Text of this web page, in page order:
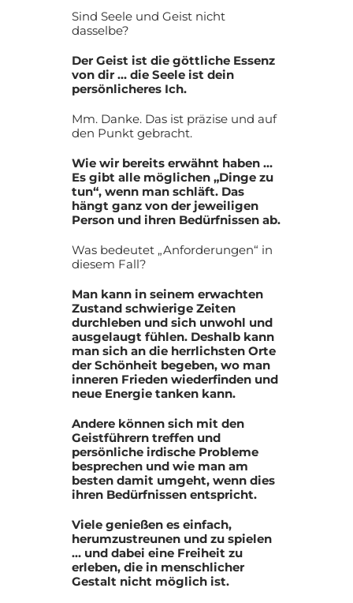
Sind Seele und Geist nicht
dasselbe?
Der Geist ist die göttliche Essenz
von dir … die Seele ist dein
persönlicheres Ich.
Mm. Danke. Das ist präzise und auf
den Punkt gebracht.
Wie wir bereits erwähnt haben …
Es gibt alle möglichen „Dinge zu
tun“, wenn man schläft. Das
hängt ganz von der jeweiligen
Person und ihren Bedürfnissen ab.
Was bedeutet „Anforderungen“ in
diesem Fall?
Man kann in seinem erwachten
Zustand schwierige Zeiten
durchleben und sich unwohl und
ausgelaugt fühlen. Deshalb kann
man sich an die herrlichsten Orte
der Schönheit begeben, wo man
inneren Frieden wiederfinden und
neue Energie tanken kann.
Andere können sich mit den
Geistführern treffen und
persönliche irdische Probleme
besprechen und wie man am
besten damit umgeht, wenn dies
ihren Bedürfnissen entspricht.
Viele genießen es einfach,
herumzustreunen und zu spielen
… und dabei eine Freiheit zu
erleben, die in menschlicher
Gestalt nicht möglich ist.